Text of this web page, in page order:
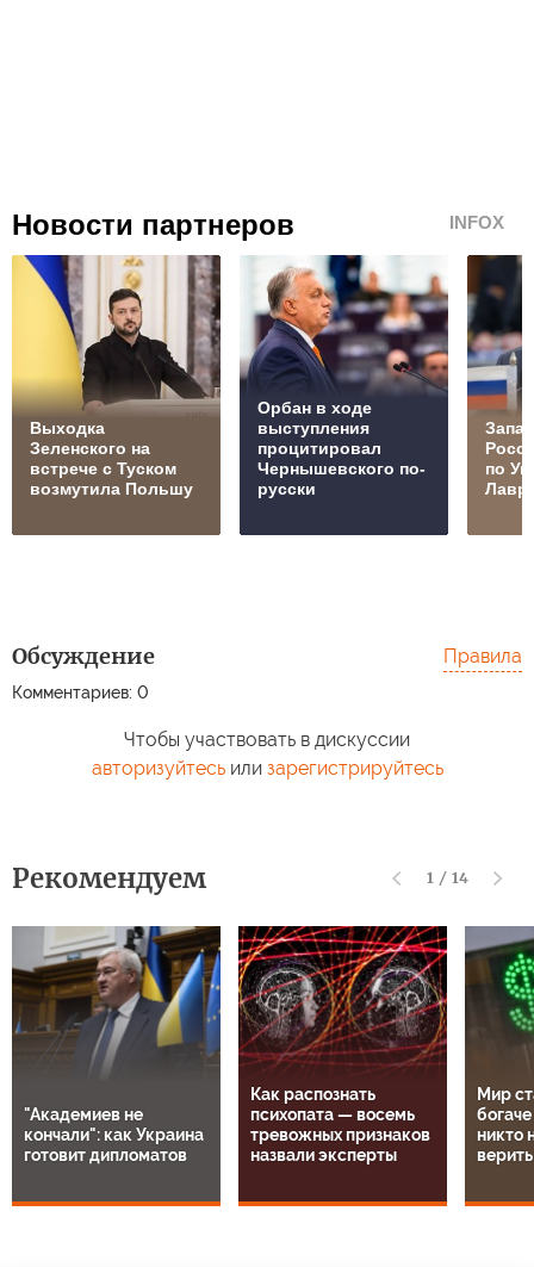
Новости партнеров INFOX
Выходка
Зеленского на
встрече с Туском
возмутила Польшу
Орбан в ходе
выступления
процитировал
Чернышевского по-
русски
по
Обсуждение
Комментариев: 0
Правила
Чтобы участвовать в дискуссии
авторизуйтесьили зарегистрируйтесь
Рекомендуем 1 / 14
"Академиев не
кончали": как Украина
готовит дипломатов
Как распознать
психопата — восемь
тревожных признаков
назвали эксперты
Мир
никто
верить